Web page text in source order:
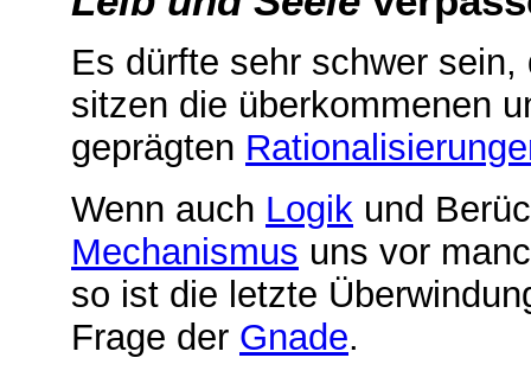
Es dürfte sehr schwer
sitzen die überkommenen
geprägten
Wenn auch Logik und
Mechanismus uns vor
so ist die letzte
Frage der Gnade.